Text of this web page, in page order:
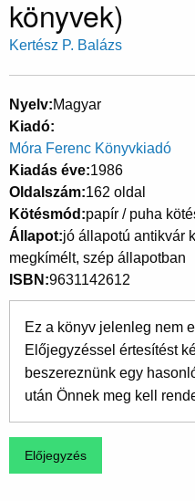
könyvek)
Kertész P. Balázs
Nyelv Magyar
Kiadó
Móra Ferenc Könyvkiadó
Kiadás éve 1986
Oldalszám 162 oldal
Kötésmód papír / puha
Állapot jó állapotú antikvár
megkímélt, szép állapotban
ISBN 9631142612
Ez a könyv jelenleg nem
Előjegyzéssel értesítést
beszereznünk egy
után Önnek meg kell